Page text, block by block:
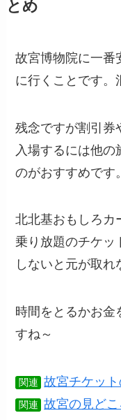
とめ
故宮博物院に一番
に行くことです。
残念ですが割引券
入場するには他の
のがおすすめです。
北北基おもしろカ
乗り放題のチケッ
しないと元が取れ
時間をとるかお金
すね～
関連 故宮チケッ
関連 故宮の見どこ